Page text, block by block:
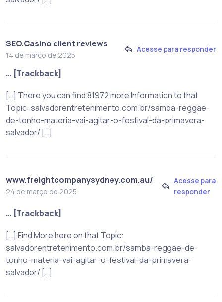
SEO.Casino client reviews
14 de março de 2025
Acesse para responder
… [Trackback]
[…] There you can find 81972 more Information to that
Topic: salvadorentretenimento.com.br/samba-reggae-
de-tonho-materia-vai-agitar-o-festival-da-primavera-
salvador/ […]
www.freightcompanysydney.com.au/
24 de março de 2025
Acesse para
responder
… [Trackback]
[…] Find More here on that Topic:
salvadorentretenimento.com.br/samba-reggae-de-
tonho-materia-vai-agitar-o-festival-da-primavera-
salvador/ […]